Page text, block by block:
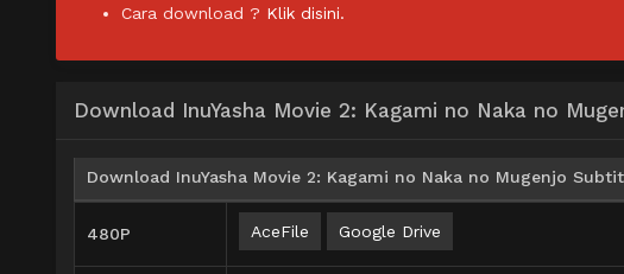
Cara download ? Klik disini.
Download InuYasha Movie 2: Kagami no Naka no
Download InuYasha Movie 2: Kagami no Naka no Mugenjo
480P AceFile Google Drive